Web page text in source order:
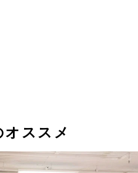
オススメ